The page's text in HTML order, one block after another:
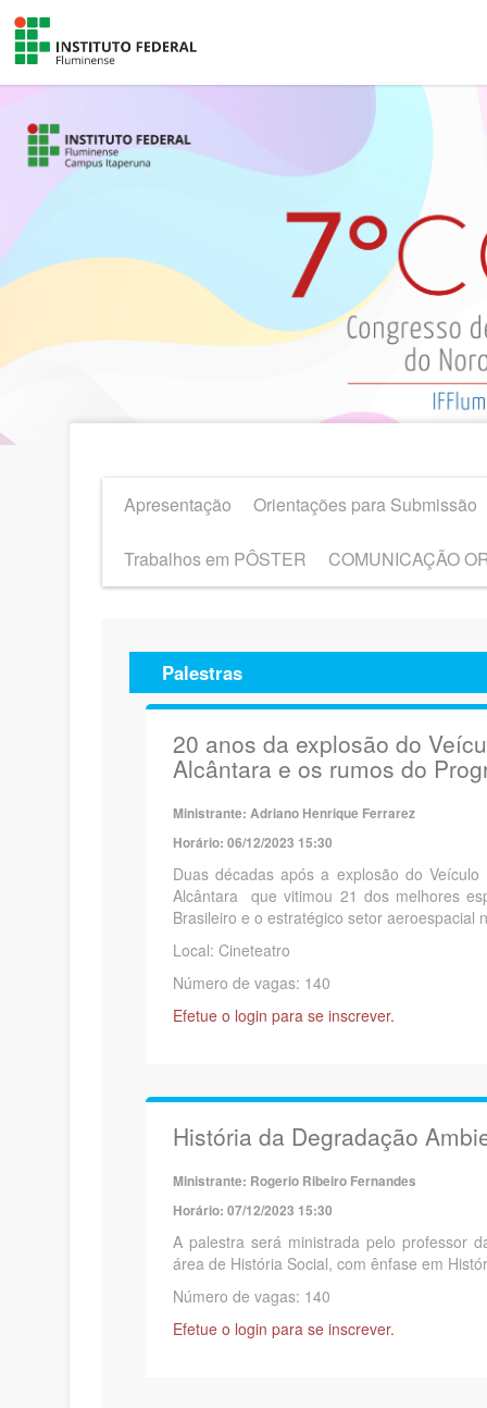
Apresentação Orientações para Submissão
Trabalhos em PÔSTER COMUNICAÇÃO
Palestras
20 anos da explosão do
Alcântara e os rumos do
Ministrante: Adriano Henrique Ferrarez
Horário: 06/12/2023 15:30
Duas décadas após a explosão do
Alcântara que vitimou 21 dos melhores
Brasileiro e o estratégico setor aeroespacial
Local: Cineteatro
Número de vagas: 140
Efetue o login para se inscrever.
História da Degradação
Ministrante: Rogerio Ribeiro Fernandes
Horário: 07/12/2023 15:30
A palestra será ministrada pelo professor
área de História Social, com ênfase em
Número de vagas: 140
Efetue o login para se inscrever.